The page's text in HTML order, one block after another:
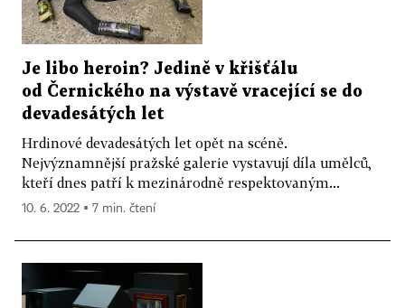
Je libo heroin? Jedině v křišťálu
od Černického na výstavě vracející se do
devadesátých let
Hrdinové devadesátých let opět na scéně.
Nejvýznamnější pražské galerie vystavují díla umělců,
kteří dnes patří k mezinárodně respektovaným...
10. 6. 2022 ▪ 7 min. čtení